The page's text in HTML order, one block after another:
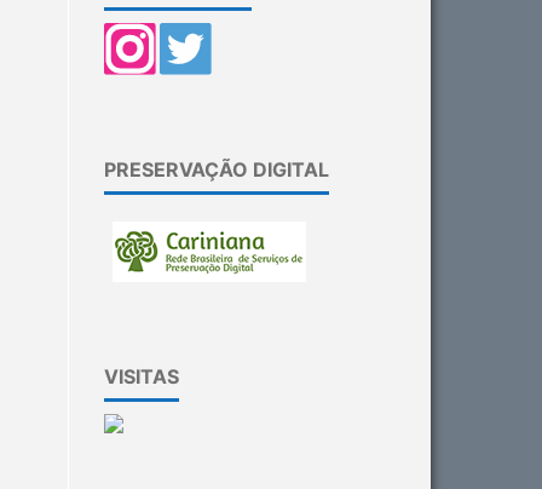
PRESERVAÇÃO DIGITAL
VISITAS